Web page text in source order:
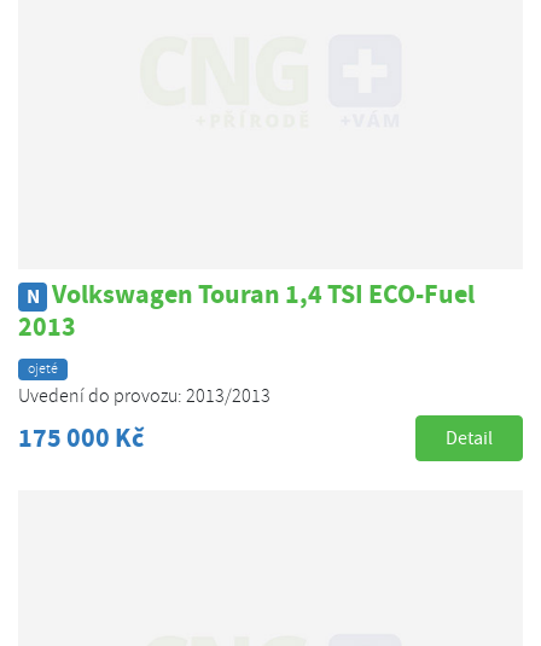
N Volkswagen Touran 1,4 TSI ECO-Fuel
2013
ojeté
Uvedení do provozu: 2013/2013
175 000 Kč Detail